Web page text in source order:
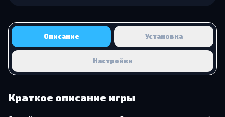
Описание Установка
Настройки
Краткое описание игры